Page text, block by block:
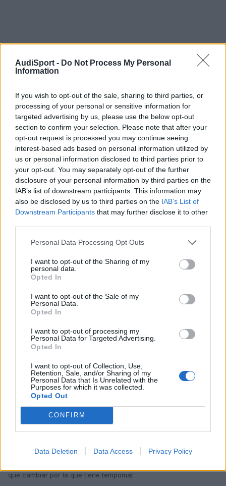
AudiSport - Do Not Process My Personal
Information
If you wish to opt-out of the sale, sharing to third parties, or
processing of your personal or sensitive information for
targeted advertising by us, please use the below opt-out
section to confirm your selection. Please note that after your
opt-out request is processed you may continue seeing
interest-based ads based on personal information utilized by
us or personal information disclosed to third parties prior to
your opt-out. You may separately opt-out of the further
disclosure of your personal information by third parties on the
IAB’s list of downstream participants. This information may
also be disclosed by us to third parties on the IAB’s List of
Downstream Participants that may further disclose it to other
Personal Data Processing Opt Outs
I want to opt-out of the Sharing of my
personal data.
Opted In
I want to opt-out of the Sale of my
Personal Data.
Opted In
I want to opt-out of processing my
Personal Data for Targeted Advertising.
Opted In
I want to opt-out of Collection, Use,
Retention, Sale, and/or Sharing of my
Personal Data that Is Unrelated with the
Purposes for which it was collected.
Opted Out
CONFIRM
Data Deletion Data Access Privacy Policy
porri19
Publicado21 de Enero del 2011
hola puede ser el altavoz que lleva el cuadro a mi tampoco me
pita y es porque esta roto. saludos!!!
davidluab
pilas01 dijo:
hola buenas, a ver si alguien me puede ayudar. Tengo un
audi a 4 avant y no suena el pitido cuando abro puerta
fusibles. me pasa lo mismo cuando se me enciende por
ejemplo
un mensaje en la pantalla del ordenador (poca gasolina,
poco aceite..) y no me pita el coche.
he mirado el manual y no veo que fusible es el encargado
de eso para sustituirlo. Gracias de antemano.
es la maneta de las luces, a mi me pasaba = la compre nueva y
que cambiar por la que tiene tempomat